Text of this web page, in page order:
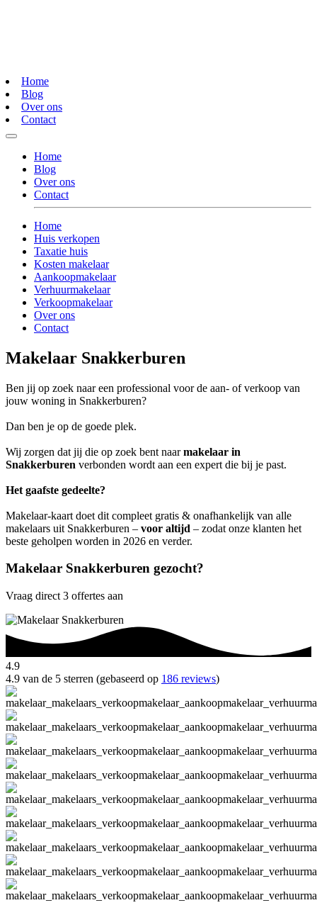
Home
Blog
Over ons
Contact
Home
Blog
Over ons
Contact
Home
Huis verkopen
Taxatie huis
Kosten makelaar
Aankoopmakelaar
Verhuurmakelaar
Verkoopmakelaar
Over ons
Contact
Makelaar Snakkerburen
Ben jij op zoek naar een professional voor de aan- of verkoop van
jouw woning in Snakkerburen?
Dan ben je op de goede plek.
Wij zorgen dat jij die op zoek bent naarmakelaar in
Snakkerburen verbonden wordt aan een expert die bij je past.
Het gaafste gedeelte?
Makelaar-kaart doet dit compleet gratis & onafhankelijk van alle
makelaars uit Snakkerburen – voor altijd – zodat onze klanten het
beste geholpen worden in 2026 en verder.
Makelaar Snakkerburen gezocht?
Vraag direct 3 offertes aan
4.9
4.9 van de 5 sterren (gebaseerd op 186 reviews)